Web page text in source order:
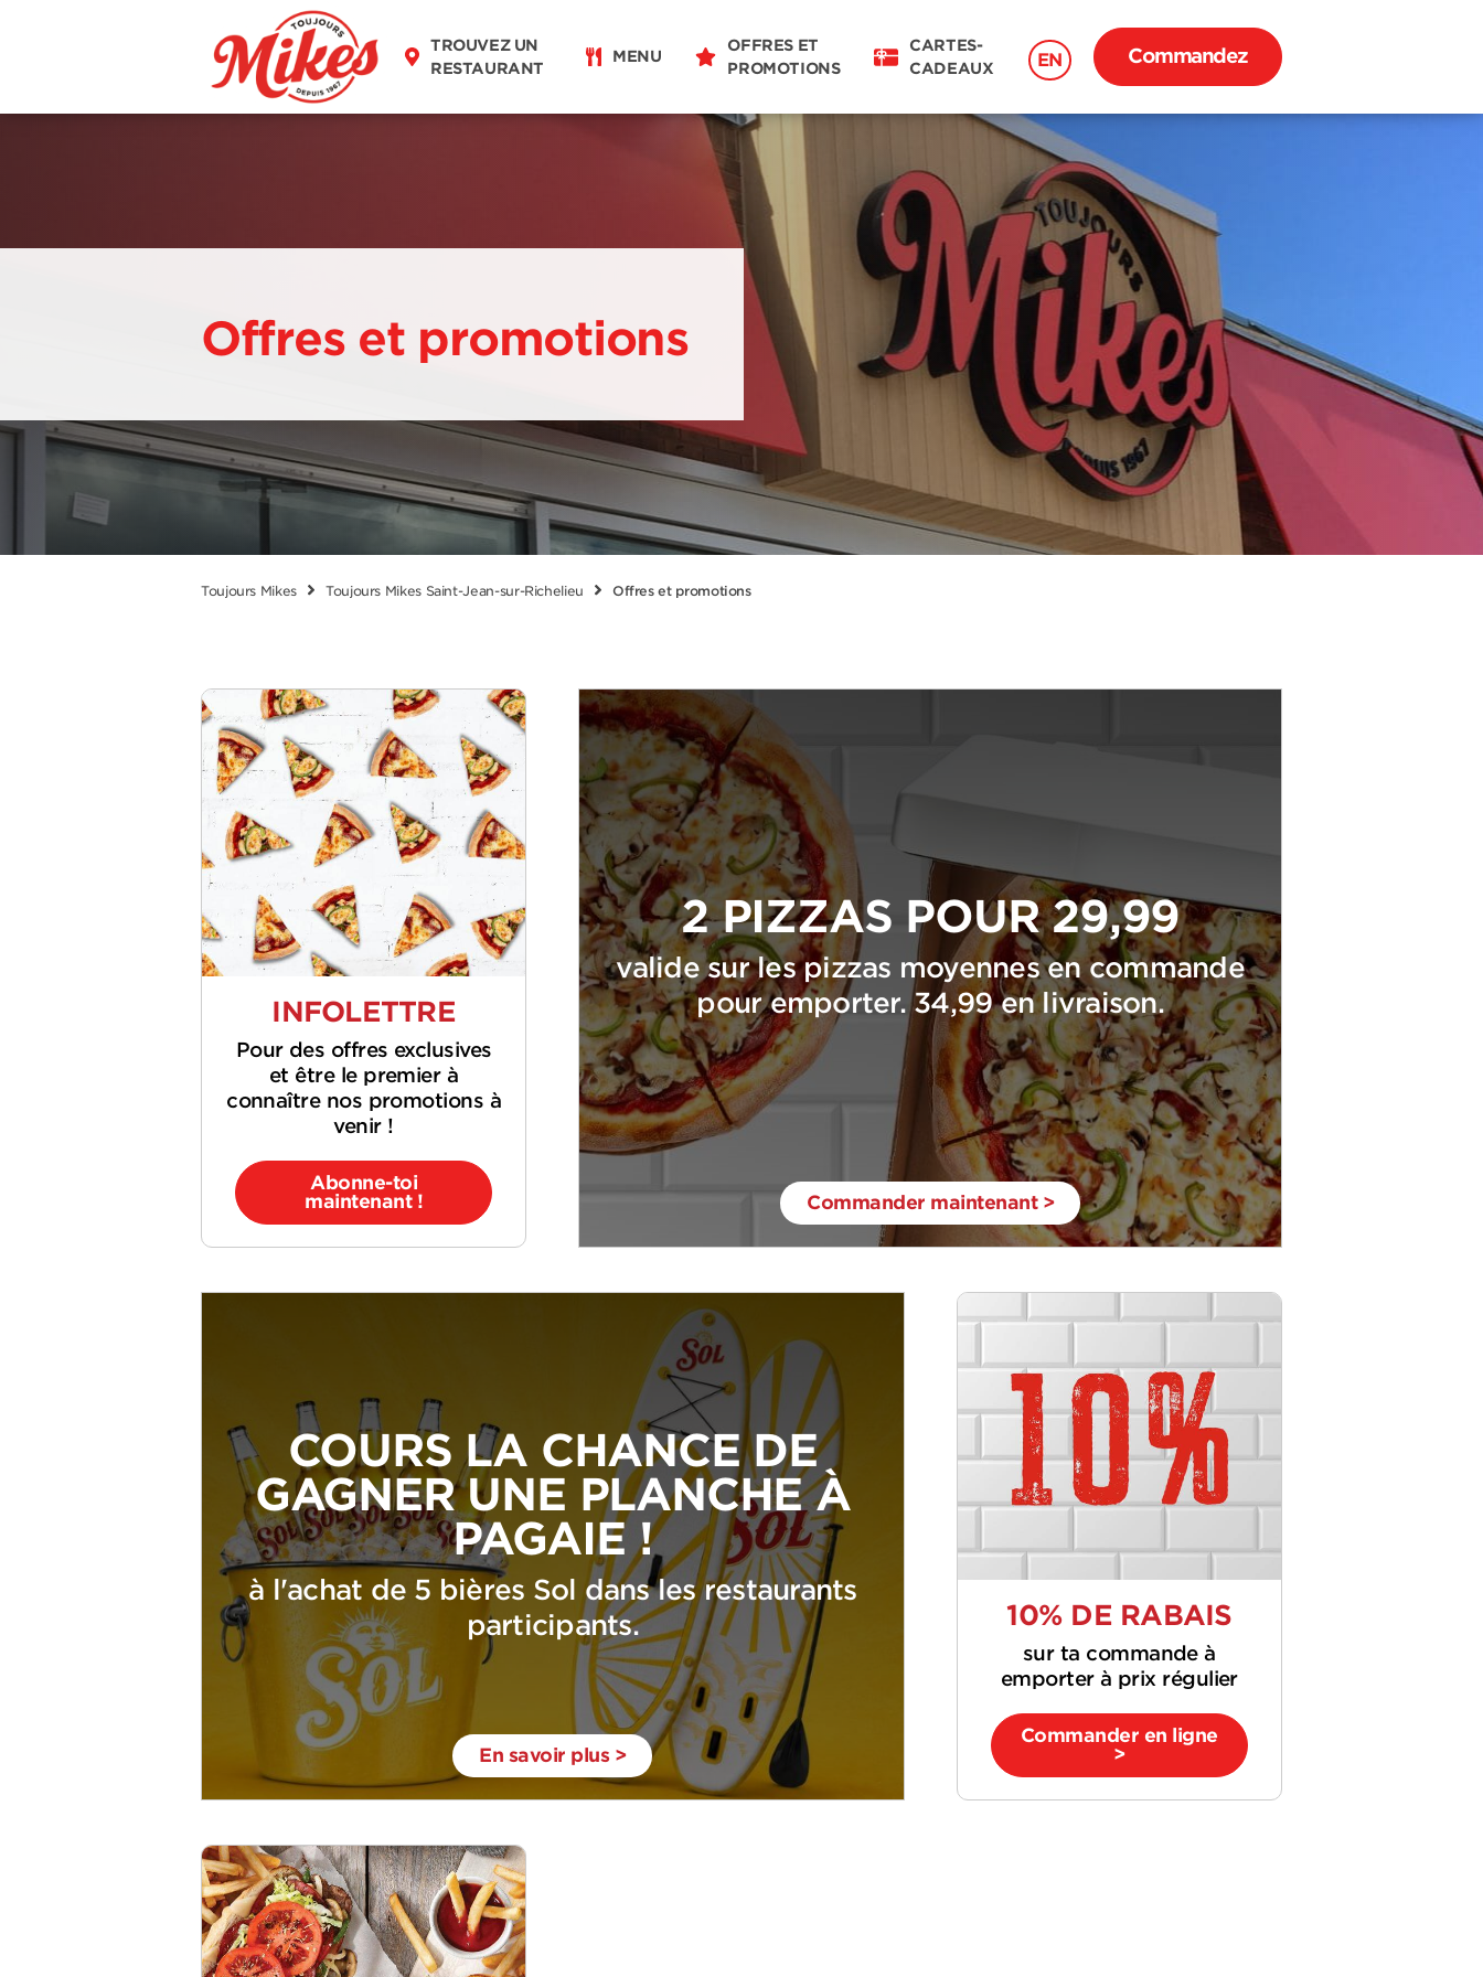
TROUVEZ UN
RESTAURANT
MENU
OFFRES ET
PROMOTIONS
CARTES-
CADEAUX
EN Commandez
Offres et promotions
Toujours Mikes Toujours Mikes Saint-Jean-sur-Richelieu Offres et promotions
INFOLETTRE
Pour des offres exclusives
et être le premier à
connaître nos promotions à
venir !
Abonne-toi
maintenant !
2 PIZZAS POUR 29,99
valide sur les pizzas moyennes en commande
pour emporter. 34,99 en livraison.
Commander maintenant >
COURS LA CHANCE DE
GAGNER UNE PLANCHE À
PAGAIE !
à l'achat de 5 bières Sol dans les restaurants
participants.
En savoir plus >
10% DE RABAIS
sur ta commande à
emporter à prix régulier
Commander en ligne
>